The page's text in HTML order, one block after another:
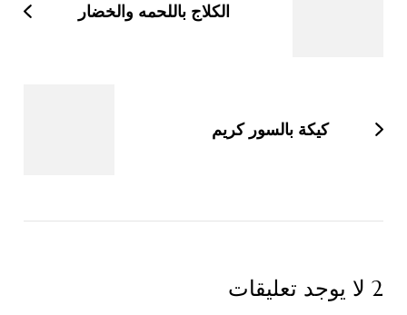
الكلاج باللحمه والخضار
كيكة بالسور كريم
2 لا يوجد تعليقات